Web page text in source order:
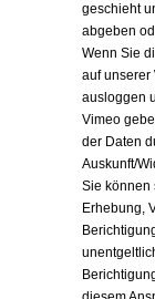
geschieht
abgeben
Wenn Sie
auf unserer
ausloggen
Vimeo
der Daten
Auskunft/
Sie können
Erhebung,